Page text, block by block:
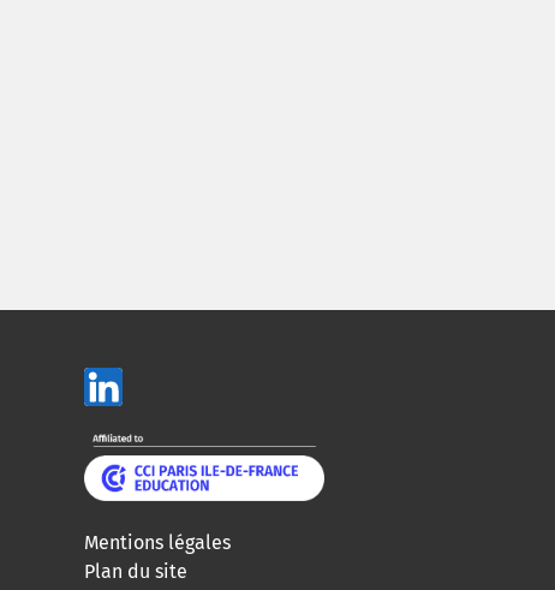
Mentions légales
Plan du site